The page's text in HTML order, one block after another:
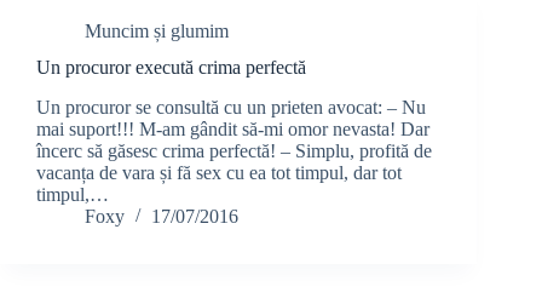
Muncim și glumim
Un procuror execută crima perfectă
Un procuror se consultă cu un prieten avocat: – Nu
mai suport!!! M-am gândit să-mi omor nevasta! Dar
încerc să găsesc crima perfectă! – Simplu, profită de
vacanța de vara și fă sex cu ea tot timpul, dar tot
timpul,…
Foxy
17/07/2016